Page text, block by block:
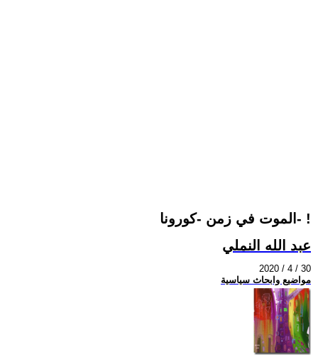
الموت في زمن -كورونا- !
عبد الله النملي
2020 / 4 / 30
مواضيع وابحاث سياسية